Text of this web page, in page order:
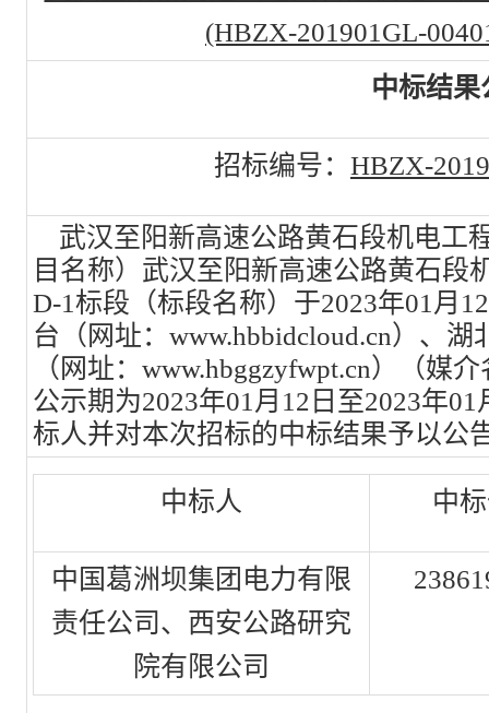
(HBZX-201901GL-
中标结果
招标编号： HBZX-
武汉至阳新高速公路黄石段机电工
目名称）武汉至阳新高速公路黄石段
D-1标段（标段名称）于2023年01月
台（网址：www.hbbidcloud.cn）、
（网址：www.hbggzyfwpt.cn）（媒
公示期为2023年01月12日至2023年
标人并对本次招标的中标结果予以公
中标人 中
中国葛洲坝集团电力有限
责任公司、西安公路研究
院有限公司